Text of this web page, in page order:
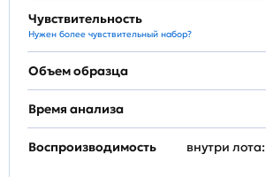
Чувствительность
Нужен более чувствительный набор?
Объем образца
Время анализа
Воспроизводимость
внутри